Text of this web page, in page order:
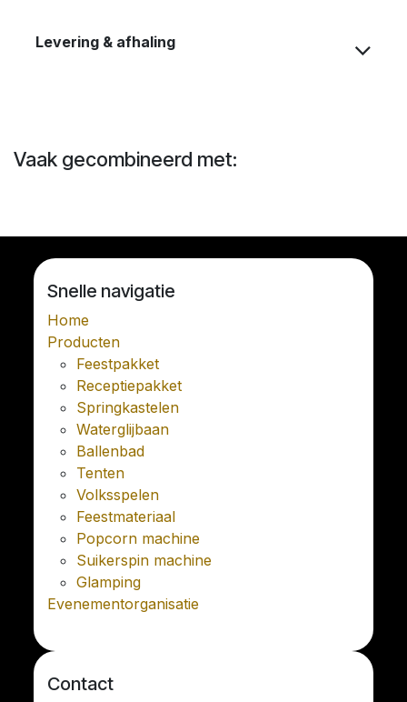
Levering & afhaling
Vaak gecombineerd met:
Snelle navigatie
Home
Producten
Feestpakket
Receptiepakket
Springkastelen
Waterglijbaan
Ballenbad
Tenten
Volksspelen
Feestmateriaal
Popcorn machine
Suikerspin machine
Glamping
Evenementorganisatie
Contact